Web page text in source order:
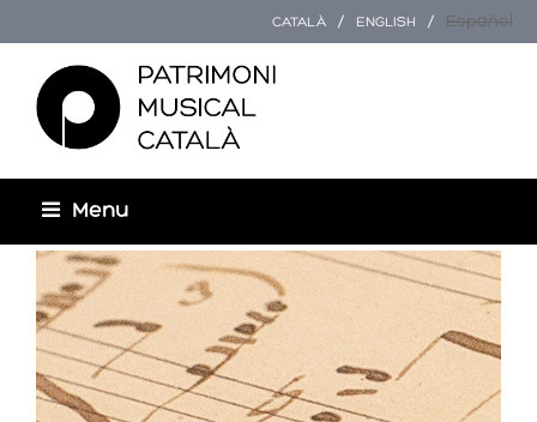
CATALÀ ENGLISH Español
Menu
Esteu aquí